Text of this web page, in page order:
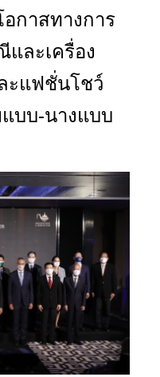
อกาสทางการ
ละเครื่อง
ะแฟชั่นโชว์
บบ-นางแบบ